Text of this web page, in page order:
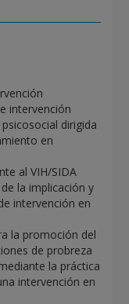
intervención
dirigida
en
al VIH/SIDA
la implicación y
intervención en
la promoción del
de probreza
la práctica
intervención en